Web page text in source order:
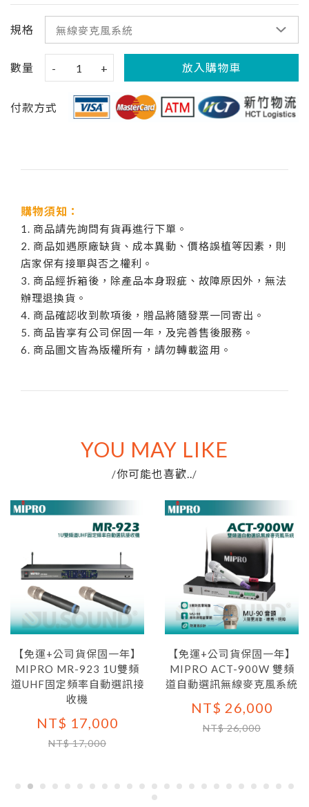
規格
數量 - 1 + 放入購物車
付款方式
購物須知：
1. 商品請先詢問有貨再進行下單。
2. 商品如遇原廠缺貨、成本異動、價格誤植等因素，則
店家保有接單與否之權利。
3. 商品經拆箱後，除產品本身瑕疵、故障原因外，無法
辦理退換貨。
4. 商品確認收到款項後，贈品將隨發票一同寄出。
5. 商品皆享有公司保固一年，及完善售後服務。
6. 商品圖文皆為版權所有，請勿轉載盜用。
YOU MAY LIKE
/你可能也喜歡../
【免運+公司貨保固一年】
MIPRO MR-923 1U雙頻
道UHF固定頻率自動選訊接
收機
NT$ 17,000
NT$ 17,000
【免運+公司貨保固一年】
MIPRO ACT-900W 雙頻
道自動選訊無線麥克風系統
NT$ 26,000
NT$ 26,000